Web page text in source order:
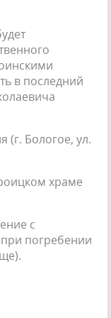
в последний
(г. Бологое, ул.
храме
с
погребении